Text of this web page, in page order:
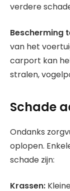
verdere
Bescherming
van het
carport kan
stralen,
Schade
Ondanks
oplopen.
schade zijn:
Krassen: